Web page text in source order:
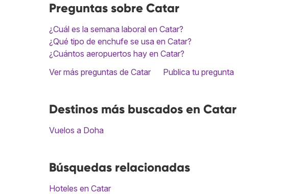
Preguntas sobre Catar
¿Cuál es la semana laboral en Catar?
¿Qué tipo de enchufe se usa en Catar?
¿Cuántos aeropuertos hay en Catar?
Ver más preguntas de Catar
Publica tu pregunta
Destinos más buscados en Catar
Vuelos a Doha
Búsquedas relacionadas
Hoteles en Catar